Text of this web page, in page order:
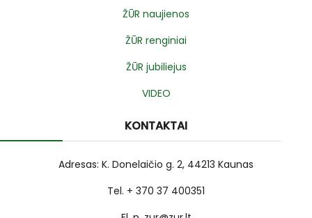
ŽŪR naujienos
ŽŪR renginiai
ŽŪR jubiliejus
VIDEO
KONTAKTAI
Adresas: K. Donelaičio g. 2, 44213 Kaunas
Tel. + 370 37 400351